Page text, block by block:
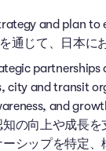
and plan
通じて、日本に
partnerships
city and transit
and
の向上や成長
シップを特定